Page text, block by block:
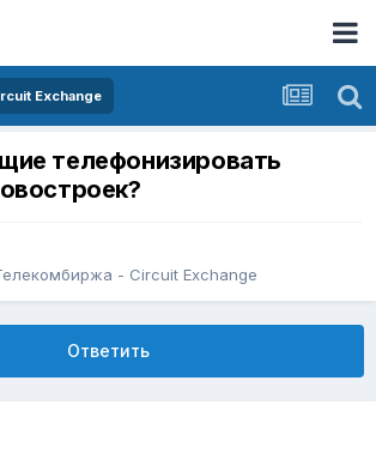
Exchange
телефонизировать
- Circuit Exchange
Ответить